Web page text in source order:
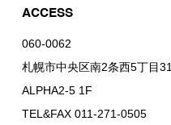
ACCESS
060-0062
札幌市中央区南2条西5丁目31
ALPHA2-5 1F
TEL&FAX 011-271-0505